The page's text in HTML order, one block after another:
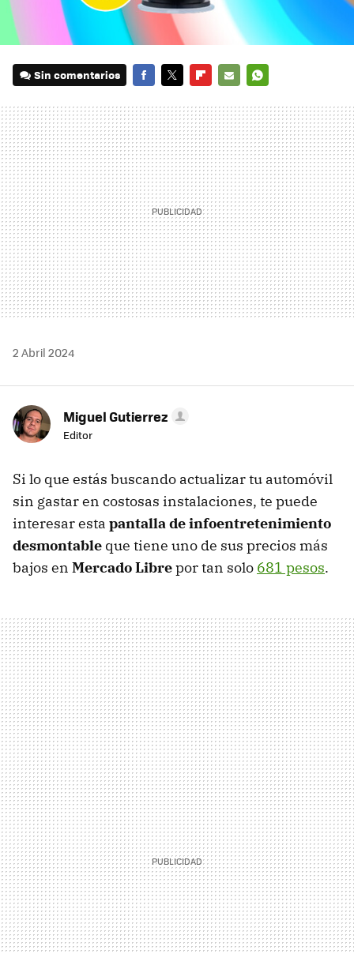
Sin comentarios
MAIL
2 Abril 2024
Miguel Gutierrez
Editor
Si lo que estás buscando actualizar tu automóvil
sin gastar en costosas instalaciones, te puede
interesar esta pantalla de infoentretenimiento
desmontable que tiene uno de sus precios más
bajos en Mercado Librepor tan solo 681 pesos.